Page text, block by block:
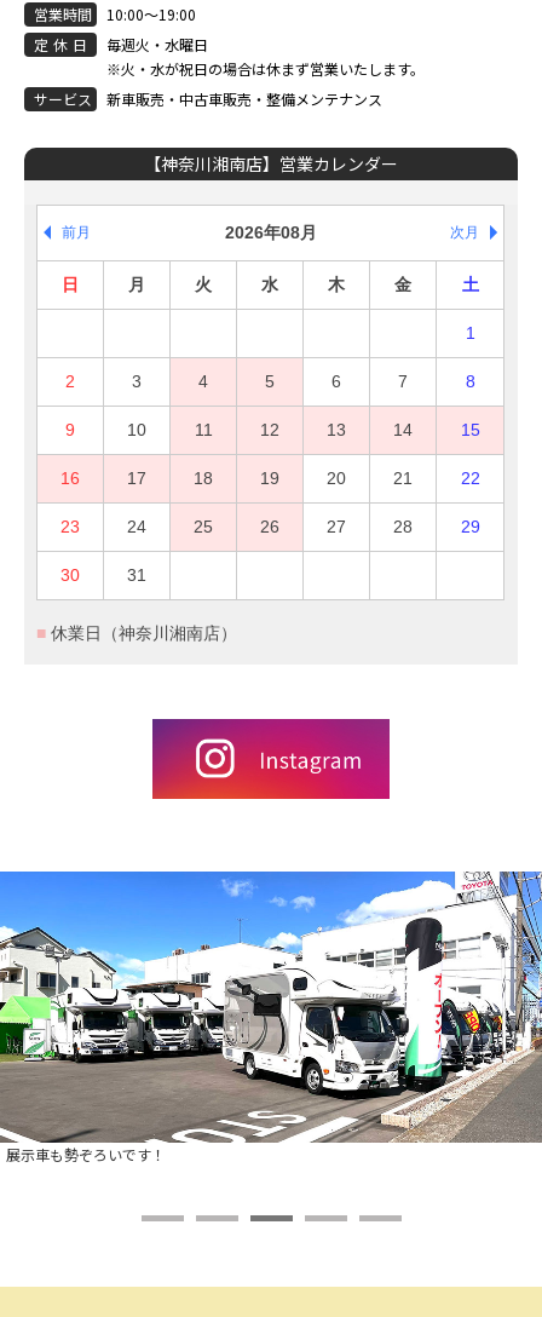
営業時間
10:00～19:00
定 休 日
毎週火・水曜日
※火・水が祝日の場合は休まず営業いたします。
サービス 新車販売・中古車販売・整備メンテナンス
【神奈川湘南店】営業カレンダー
展示車も勢ぞろいです！